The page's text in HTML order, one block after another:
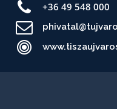
+36 49 548 000